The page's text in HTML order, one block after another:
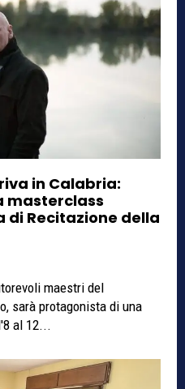
in Calabria:
masterclass
di Recitazione della
maestri del
sarà protagonista di una
al 12...